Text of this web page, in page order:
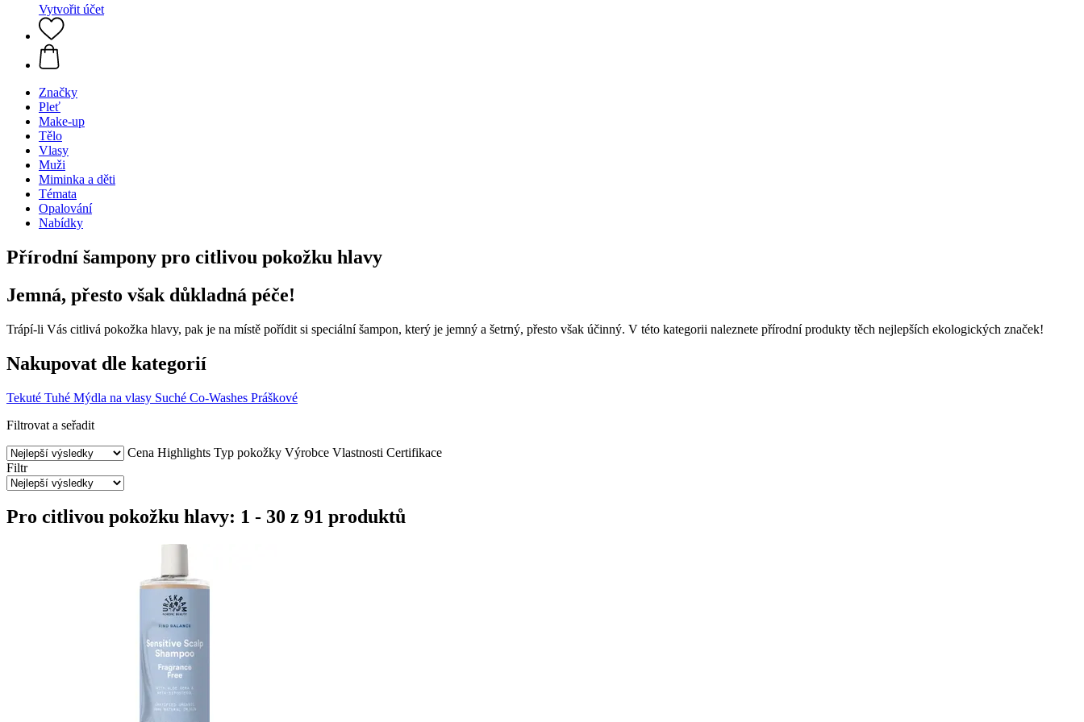
Vytvořit účet
Značky
Pleť
Make-up
Tělo
Vlasy
Muži
Miminka a děti
Témata
Opalování
Nabídky
Přírodní šampony pro citlivou pokožku hlavy
Jemná, přesto však důkladná péče!
Trápí-li Vás citlivá pokožka hlavy, pak je na místě pořídit si speciální šampon, který je jemný a šetrný, přesto však účinný. V této kategorii naleznete přírodní produkty těch nejlepších ekologických značek!
Nakupovat dle kategorií
Tekuté Tuhé Mýdla na vlasy Suché Co-Washes Práškové
Filtrovat a seřadit
Cena Highlights Typ pokožky Výrobce Vlastnosti Certifikace
Filtr
Pro citlivou pokožku hlavy: 1 - 30 z 91 produktů